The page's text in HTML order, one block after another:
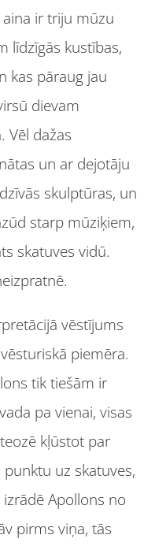
ir triju mūzu
līdzīgās kustības,
kas pāraug jau
dievam
Vēl dažas
un ar dejotāju
skulptūras, un
starp mūziķiem,
skatuves vidū.
vēstījums
piemēra.
tik tiešām ir
pa vienai, visas
kļūstot par
uz skatuves,
Apollons no
pirms viņa, tās